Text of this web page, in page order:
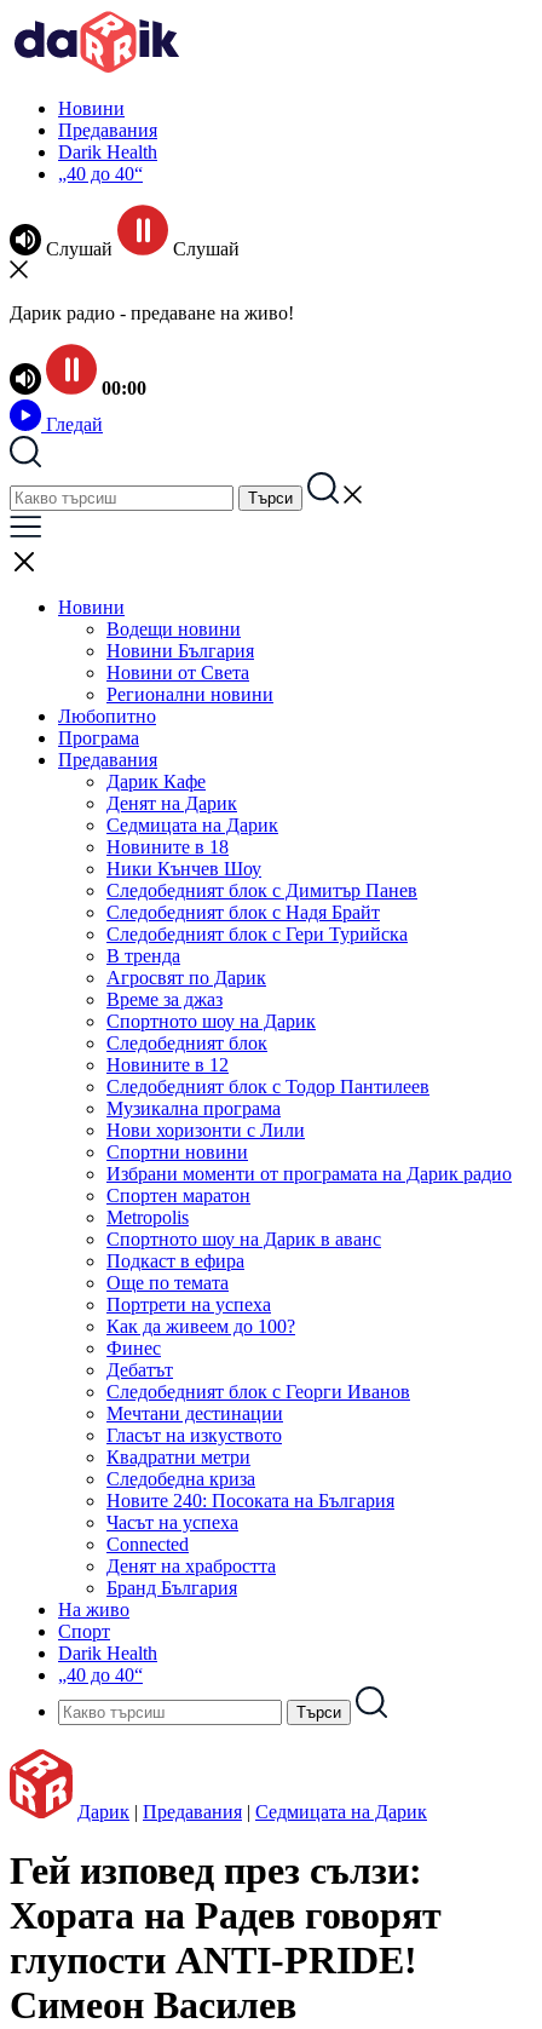
Новини
Предавания
Darik Health
„40 до 40“
Слушай Слушай
Дарик радио - предаване на живо!
00:00
Гледай
Новини
Водещи новини
Новини България
Новини от Света
Регионални новини
Любопитно
Програма
Предавания
Дарик Кафе
Денят на Дарик
Седмицата на Дарик
Новините в 18
Ники Кънчев Шоу
Следобедният блок с Димитър Панев
Следобедният блок с Надя Брайт
Следобедният блок с Гери Турийска
В тренда
Агросвят по Дарик
Време за джаз
Спортното шоу на Дарик
Следобедният блок
Новините в 12
Следобедният блок с Тодор Пантилеев
Музикална програма
Нови хоризонти с Лили
Спортни новини
Избрани моменти от програмата на Дарик радио
Спортен маратон
Metropolis
Спортното шоу на Дарик в аванс
Подкаст в ефира
Още по темата
Портрети на успеха
Как да живеем до 100?
Финес
Дебатът
Следобедният блок с Георги Иванов
Мечтани дестинации
Гласът на изкуството
Квадратни метри
Следобедна криза
Новите 240: Посоката на България
Часът на успеха
Connected
Денят на храбростта
Бранд България
На живо
Спорт
Darik Health
„40 до 40“
Дарик | Предавания | Седмицата на Дарик
Гей изповед през сълзи:
Хората на Радев говорят
глупости ANTI-PRIDE!
Симеон Василев